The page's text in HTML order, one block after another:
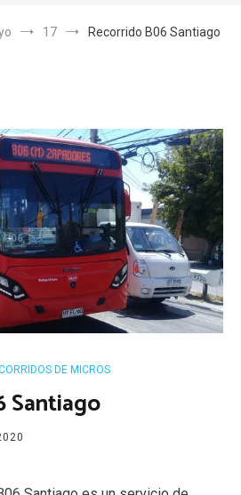
17 Recorrido B06 Santiago
DE MICROS
Santiago